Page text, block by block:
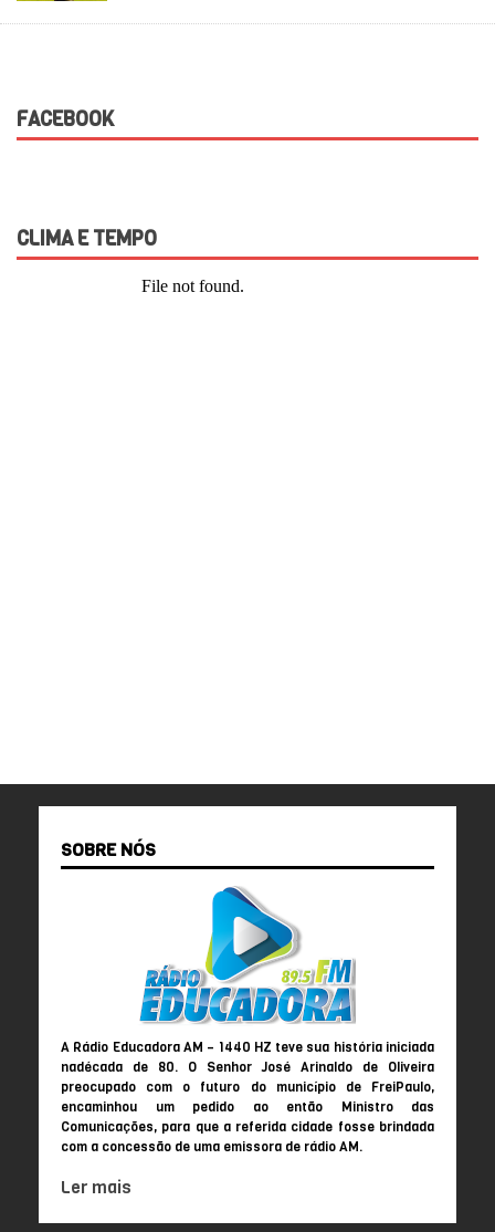
FACEBOOK
CLIMA E TEMPO
SOBRE NÓS
A Rádio Educadora AM – 1440 HZ teve sua história iniciada
nadécada de 80. O Senhor José Arinaldo de Oliveira
preocupado com o futuro do município de FreiPaulo,
encaminhou um pedido ao então Ministro das
Comunicações, para que a referida cidade fosse brindada
com a concessão de uma emissora de rádio AM.
Ler mais